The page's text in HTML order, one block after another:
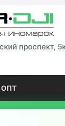
проспект,
ОПТ